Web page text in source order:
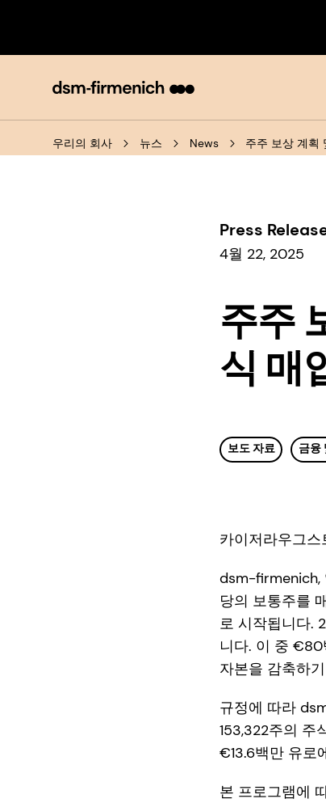
우리의 회사 뉴스 News 주주 보상 계획
Press
4월 22, 2025
주주
식 매
보도 자료 금융
카이저라우그
dsm-firmenich,
당의 보통주를
로 시작됩니다.
니다. 이 중
자본을 감축하
규정에 따라
153,322주의 주
€13.6백만 유로
본 프로그램에